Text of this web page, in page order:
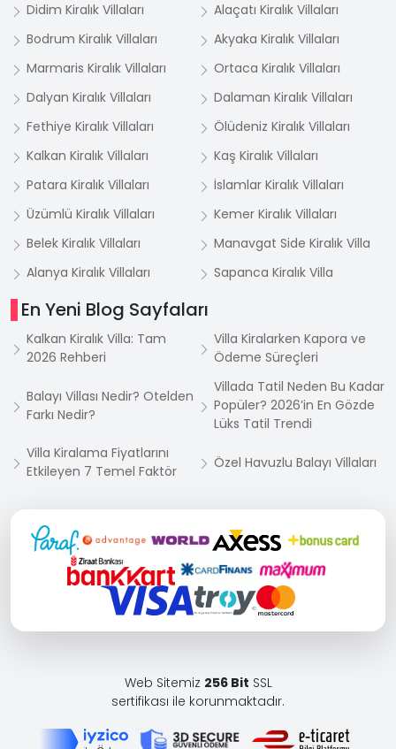
Didim Kiralık Villaları
Alaçatı Kiralık Villaları
Bodrum Kiralık Villaları
Akyaka Kiralık Villaları
Marmaris Kiralık Villaları
Ortaca Kiralık Villaları
Dalyan Kiralık Villaları
Dalaman Kiralık Villaları
Fethiye Kiralık Villaları
Ölüdeniz Kiralık Villaları
Kalkan Kiralık Villaları
Kaş Kiralık Villaları
Patara Kiralık Villaları
İslamlar Kiralık Villaları
Üzümlü Kiralık Villaları
Kemer Kiralık Villaları
Belek Kiralık Villaları
Manavgat Side Kiralık Villa
Alanya Kiralık Villaları
Sapanca Kiralık Villa
En Yeni Blog Sayfaları
Kalkan Kiralık Villa: Tam
2026 Rehberi
Villa Kiralarken Kapora ve
Ödeme Süreçleri
Balayı Villası Nedir? Otelden
Farkı Nedir?
Villada Tatil Neden Bu Kadar
Popüler? 2026’in En Gözde
Lüks Tatil Trendi
Villa Kiralama Fiyatlarını
Etkileyen 7 Temel Faktör
Özel Havuzlu Balayı Villaları
Web Sitemiz 256 Bit SSL
sertifikası ile korunmaktadır.